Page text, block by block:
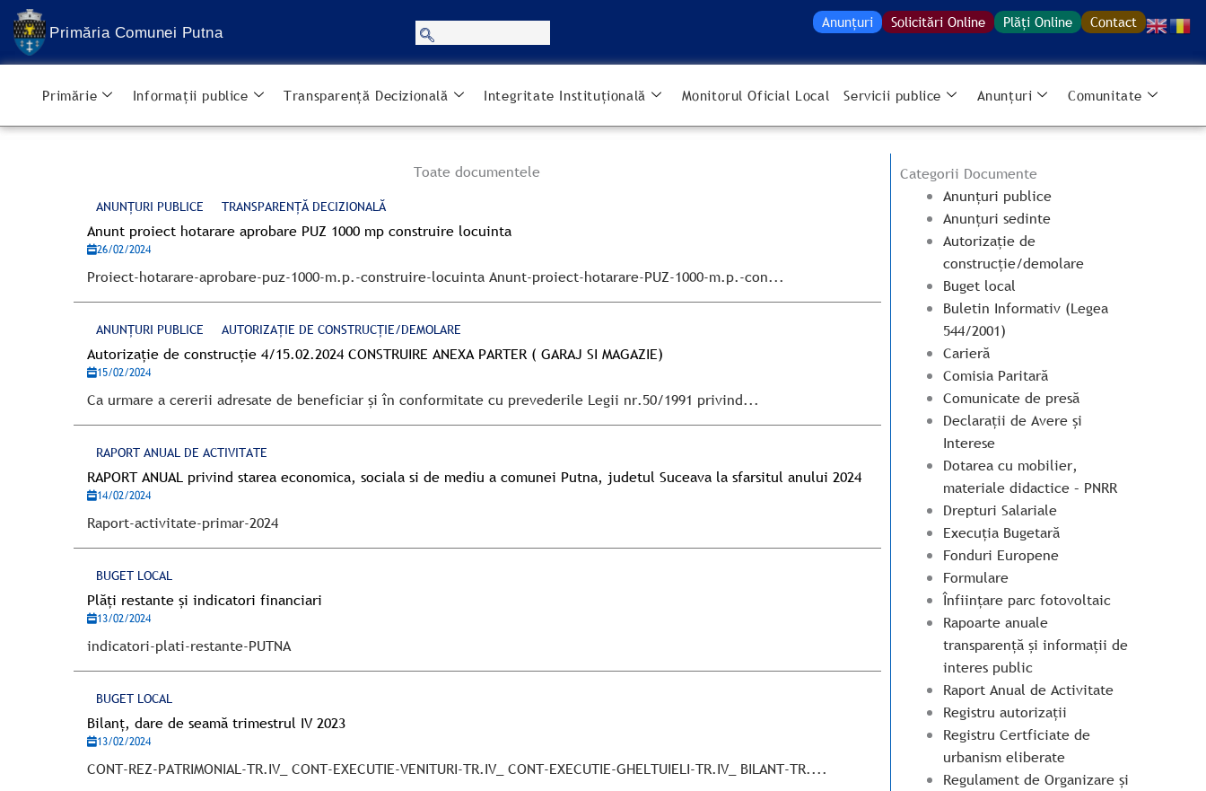
Treci
conținut
Primăria Comunei Putna
Anunțuri Solicitări Online Plăți Online Contact
Primărie Informații publice Transparență Decizională Integritate Instituțională Monitorul Oficial Local Servicii publice Anunțuri Comunitate
Toate documentele
ANUNȚURI PUBLICE TRANSPARENȚĂ DECIZIONALĂ
Anunt proiect hotarare aprobare PUZ 1000 mp construire locuinta
26/02/2024
Proiect-hotarare-aprobare-puz-1000-m.p.-construire-locuinta Anunt-proiect-hotarare-PUZ-1000-m.p.-con...
ANUNȚURI PUBLICE AUTORIZAȚIE DE CONSTRUCȚIE/DEMOLARE
Autorizație de construcție 4/15.02.2024 CONSTRUIRE ANEXA PARTER ( GARAJ SI MAGAZIE)
15/02/2024
Ca urmare a cererii adresate de beneficiar și în conformitate cu prevederile Legii nr.50/1991 privind...
RAPORT ANUAL DE ACTIVITATE
RAPORT ANUAL privind starea economica, sociala si de mediu a comunei Putna, judetul Suceava la sfarsitul anului 2024
14/02/2024
Raport-activitate-primar-2024
BUGET LOCAL
Plăți restante și indicatori financiari
13/02/2024
indicatori-plati-restante-PUTNA
BUGET LOCAL
Bilanț, dare de seamă trimestrul IV 2023
13/02/2024
CONT-REZ-PATRIMONIAL-TR.IV_ CONT-EXECUTIE-VENITURI-TR.IV_ CONT-EXECUTIE-GHELTUIELI-TR.IV_ BILANT-TR....
Categorii Documente
Anunțuri publice
Anunțuri sedinte
Autorizație de
construcție/demolare
Buget local
Buletin Informativ (Legea
544/2001)
Carieră
Comisia Paritară
Comunicate de presă
Declarații de Avere și
Interese
Dotarea cu mobilier,
materiale didactice – PNRR
Drepturi Salariale
Execuția Bugetară
Fonduri Europene
Formulare
Înființare parc fotovoltaic
Rapoarte anuale
transparență și informații de
interes public
Raport Anual de Activitate
Registru autorizații
Registru Certficiate de
urbanism eliberate
Regulament de Organizare și